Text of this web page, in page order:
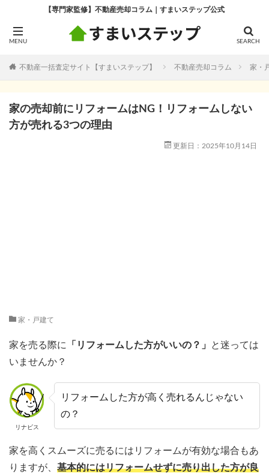
【専門家監修】不動産売却コラム｜すまいステップ公式
不動産一括査定サイト【すまいステップ】 不動産売却コラム 家・
家の売却前にリフォームはNG！リフォームしない
方が売れる3つの理由
更新日：2025年10月14日
家・戸建て
家を売る際に 「リフォームした方がいいの？」
と迷っては
いませんか？
リナビス
リフォームした方が高く売れるんじゃない
の？
家を高くスムーズに売るにはリフォームが有効な場合もあ
りますが、 基本的にはリフォームせずに売り出した方が良